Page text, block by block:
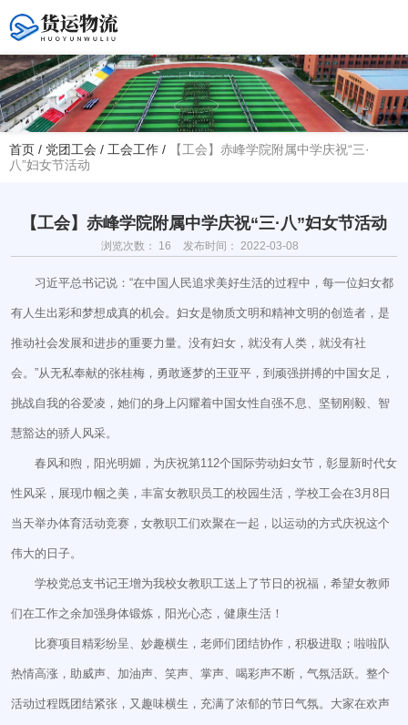
您好！欢迎访问赤峰大学附属中学官方网站！
赤峰市红山区大新地路29号
首页 / 党团工会 / 工会工作 /
【工会】赤峰学院附属中学庆祝“三·
八”妇女节活动
【工会】赤峰学院附属中学庆祝“三·八”妇女节活动
浏览次数： 16 发布时间： 2022-03-08
习近平总书记说：“在中国人民追求美好生活的过程中，每一位妇女都
有人生出彩和梦想成真的机会。妇女是物质文明和精神文明的创造者，是
推动社会发展和进步的重要力量。没有妇女，就没有人类，就没有社
会。”从无私奉献的张桂梅，勇敢逐梦的王亚平，到顽强拼搏的中国女足，
挑战自我的谷爱凌，她们的身上闪耀着中国女性自强不息、坚韧刚毅、智
慧豁达的骄人风采。
春风和煦，阳光明媚，为庆祝第112个国际劳动妇女节，彰显新时代女
性风采，展现巾帼之美，丰富女教职员工的校园生活，学校工会在3月8日
当天举办体育活动竞赛，女教职工们欢聚在一起，以运动的方式庆祝这个
伟大的日子。
学校党总支书记王增为我校女教职工送上了节日的祝福，希望女教师
们在工作之余加强身体锻炼，阳光心态，健康生活！
比赛项目精彩纷呈、妙趣横生，老师们团结协作，积极进取；啦啦队
热情高涨，助威声、加油声、笑声、掌声、喝彩声不断，气氛活跃。整个
活动过程既团结紧张，又趣味横生，充满了浓郁的节日气氛。大家在欢声